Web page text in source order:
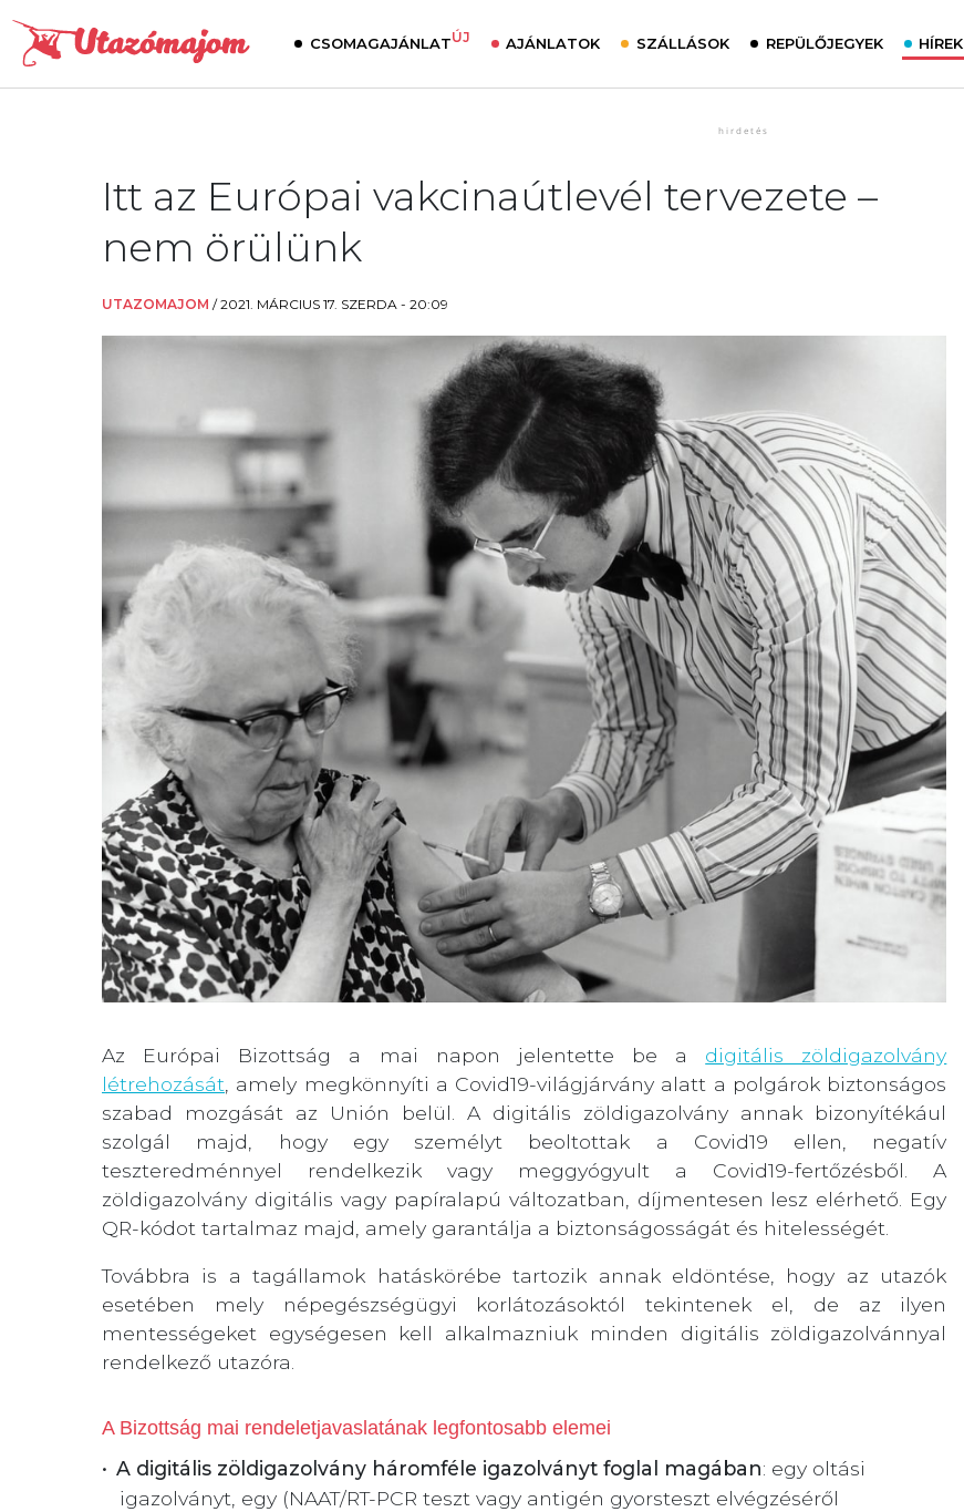
CSOMAGAJÁNLATÚJ AJÁNLATOK SZÁLLÁSOK REPÜLŐJEGYEK HÍREK
Itt az Európai vakcinaútlevél tervezete –
nem örülünk
UTAZOMAJOM /2021. MÁRCIUS 17. SZERDA - 20:09
Az Európai Bizottság a mai napon jelentette be a digitális zöldigazolvány
létrehozását , amely megkönnyíti a Covid19-világjárvány alatt a polgárok biztonságos
szabad mozgását az Unión belül. A digitális zöldigazolvány annak bizonyítékául
szolgál majd, hogy egy személyt beoltottak a Covid19 ellen, negatív
teszteredménnyel rendelkezik vagy meggyógyult a Covid19-fertőzésből. A
zöldigazolvány digitális vagy papíralapú változatban, díjmentesen lesz elérhető. Egy
QR-kódot tartalmaz majd, amely garantálja a biztonságosságát és hitelességét.
Továbbra is a tagállamok hatáskörébe tartozik annak eldöntése, hogy az utazók
esetében mely népegészségügyi korlátozásoktól tekintenek el, de az ilyen
mentességeket egységesen kell alkalmazniuk minden digitális zöldigazolvánnyal
rendelkező utazóra.
A Bizottság mai rendeletjavaslatának legfontosabb elemei
A digitális zöldigazolvány háromféle igazolványt foglal magában: egy oltási
igazolványt, egy (NAAT/RT-PCR teszt vagy antigén gyorsteszt elvégzéséről